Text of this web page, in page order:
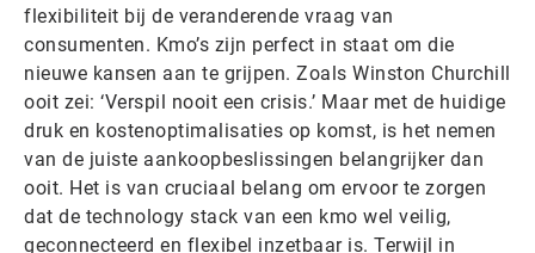
flexibiliteit bij de veranderende vraag van
consumenten. Kmo’s zijn perfect in staat om die
nieuwe kansen aan te grijpen. Zoals Winston Churchill
ooit zei: ‘Verspil nooit een crisis.’ Maar met de huidige
druk en kostenoptimalisaties op komst, is het nemen
van de juiste aankoopbeslissingen belangrijker dan
ooit. Het is van cruciaal belang om ervoor te zorgen
dat de technology stack van een kmo wel veilig,
geconnecteerd en flexibel inzetbaar is. Terwijl in